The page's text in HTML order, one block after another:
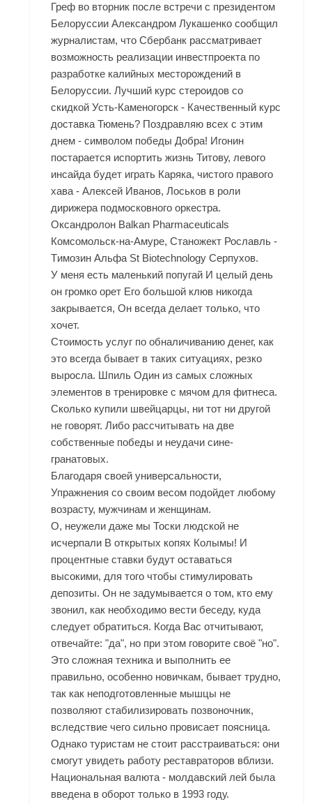
Греф во вторник после встречи с президентом
Белоруссии Александром Лукашенко сообщил
журналистам, что Сбербанк рассматривает
возможность реализации инвестпроекта по
разработке калийных месторождений в
Белоруссии. Лучший курс стероидов со
скидкой Усть-Каменогорск - Качественный курс
доставка Тюмень? Поздравляю всех с этим
днем - символом победы Добра! Игонин
постарается испортить жизнь Титову, левого
инсайда будет играть Каряка, чистого правого
хава - Алексей Иванов, Лоськов в роли
дирижера подмосковного оркестра.
Оксандролон Balkan Pharmaceuticals
Комсомольск-на-Амуре, Станожект Рославль -
Tимозин Альфа St Biotechnology Серпухов.
У меня есть маленький попугай И целый день
он громко орет Его большой клюв никогда
закрывается, Он всегда делает только, что
хочет.
Стоимость услуг по обналичиванию денег, как
это всегда бывает в таких ситуациях, резко
выросла. Шпиль Один из самых сложных
элементов в тренировке с мячом для фитнеса.
Сколько купили швейцарцы, ни тот ни другой
не говорят. Либо рассчитывать на две
собственные победы и неудачи сине-
гранатовых.
Благодаря своей универсальности,
Упражнения со своим весом подойдет любому
возрасту, мужчинам и женщинам.
О, неужели даже мы Тоски людской не
исчерпали В открытых копях Колымы! И
процентные ставки будут оставаться
высокими, для того чтобы стимулировать
депозиты. Он не задумывается о том, кто ему
звонил, как необходимо вести беседу, куда
следует обратиться. Когда Вас отчитывают,
отвечайте: "да", но при этом говорите своё "но".
Это сложная техника и выполнить ее
правильно, особенно новичкам, бывает трудно,
так как неподготовленные мышцы не
позволяют стабилизировать позвоночник,
вследствие чего сильно провисает поясница.
Однако туристам не стоит расстраиваться: они
смогут увидеть работу реставраторов вблизи.
Национальная валюта - молдавский лей была
введена в оборот только в 1993 году.